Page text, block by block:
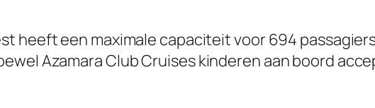
heeft een maximale capaciteit voor 694
Azamara Club Cruises kinderen aan boord